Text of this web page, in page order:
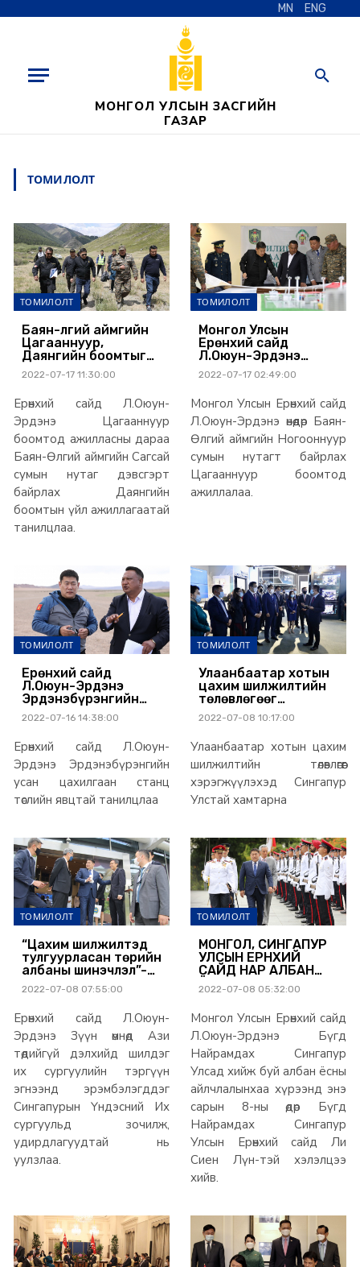
MN ENG
МОНГОЛ УЛСЫН ЗАСГИЙН
ГАЗАР
ТОМИЛОЛТ
ТОМИЛОЛТ
Баян-Өлгий аймгийн
Цагааннуур,
Даянгийн боомтыг
авто замаар холбож
байна
2022-07-17 11:30:00
Ерөнхий сайд Л.Оюун-
Эрдэнэ Цагааннуур
боомтод ажилласны дараа
Баян-Өлгий аймгийн Сагсай
сумын нутаг дэвсгэрт
байрлах Даянгийн
боомтын үйл ажиллагаатай
танилцлаа.
ТОМИЛОЛТ
Монгол Улсын
Ерөнхий сайд
Л.Оюун-Эрдэнэ
Цагааннуур боомтод
ажиллалаа
2022-07-17 02:49:00
Монгол Улсын Ерөнхий сайд
Л.Оюун-Эрдэнэ өнөөдөр Баян-
Өлгий аймгийн Ногооннуур
сумын нутагт байрлах
Цагааннуур боомтод
ажиллалаа.
ТОМИЛОЛТ
Ерөнхий сайд
Л.Оюун-Эрдэнэ
Эрдэнэбүрэнгийн
усан цахилгаан
станц төслийн
2022-07-16 14:38:00
Ерөнхий сайд Л.Оюун-
Эрдэнэ Эрдэнэбүрэнгийн
усан цахилгаан станц
төслийн явцтай танилцлаа
ТОМИЛОЛТ
Улаанбаатар хотын
цахим шилжилтийн
төлөвлөгөөг
хэрэгжүүлэхэд
Сингапур Улстай
2022-07-08 10:17:00
Улаанбаатар хотын цахим
шилжилтийн төлөвлөгөөг
хэрэгжүүлэхэд Сингапур
Улстай хамтарна
ТОМИЛОЛТ
“Цахим шилжилтэд
тулгуурласан төрийн
албаны шинэчлэл”-
ийг Сингапурын
Үндэсний их
хамтран
хэрэгжүүлнэ
2022-07-08 07:55:00
Ерөнхий сайд Л.Оюун-
Эрдэнэ Зүүн өмнөд Ази
төдийгүй дэлхийд шилдэг
их сургуулийн тэргүүн
эгнээнд эрэмбэлэгддэг
Сингапурын Үндэсний Их
сургуульд зочилж,
удирдлагуудтай нь
уулзлаа.
ТОМИЛОЛТ
МОНГОЛ, СИНГАПУР
УЛСЫН ЕРӨНХИЙ
САЙД НАР АЛБАН
ЁСНЫ ХЭЛЭЛЦЭЭ
ХИЙЛЭЭ
2022-07-08 05:32:00
Монгол Улсын Ерөнхий сайд
Л.Оюун-Эрдэнэ Бүгд
Найрамдах Сингапур
Улсад хийж буй албан ёсны
айлчлалынхаа хүрээнд энэ
сарын 8-ны өдөр Бүгд
Найрамдах Сингапур
Улсын Ерөнхий сайд Ли
Сиен Лүн-тэй хэлэлцээ
хийв.